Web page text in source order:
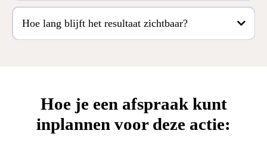
Hoe lang blijft het resultaat zichtbaar?
Hoe je een afspraak kunt
inplannen voor deze actie: